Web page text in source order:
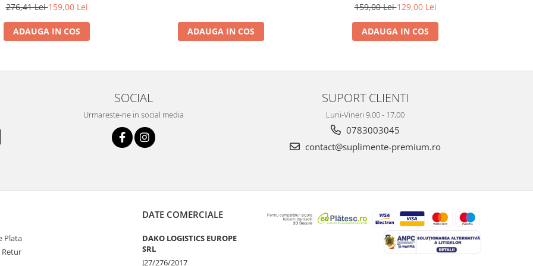
276,41 Lei159,00 Lei
ADAUGA IN COS ADAUGA IN COS
159,00 Lei129,00 Lei
ADAUGA IN COS
SOCIAL
Urmareste-ne in social media
SUPORT CLIENTI
Luni-Vineri 9,00 - 17,00
0783003045
contact@suplimente-premium.ro
Plata
Retur
DATE COMERCIALE
DAKO LOGISTICS EUROPE
SRL
J27/276/2017